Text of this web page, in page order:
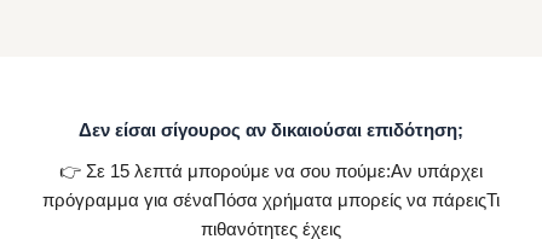
Δεν είσαι σίγουρος αν δικαιούσαι επιδότηση;
👉 Σε 15 λεπτά μπορούμε να σου πούμε:Αν υπάρχει
πρόγραμμα για σέναΠόσα χρήματα μπορείς να πάρειςΤι
πιθανότητες έχεις